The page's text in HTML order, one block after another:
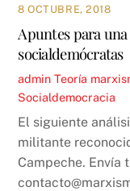
8 OCTUBRE, 2018
Apuntes para
socialdemócratas
admin Teoría
Socialdemocracia
El siguiente
militante
Campeche. Envía